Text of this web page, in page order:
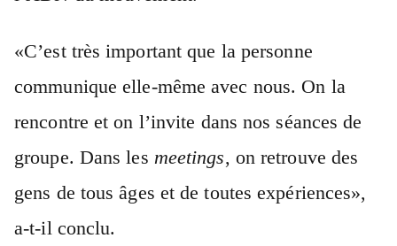
«C’est très important que la personne
communique elle-même avec nous. On la
rencontre et on l’invite dans nos séances de
groupe. Dans les meetings, on retrouve des
gens de tous âges et de toutes expériences»,
a-t-il conclu.